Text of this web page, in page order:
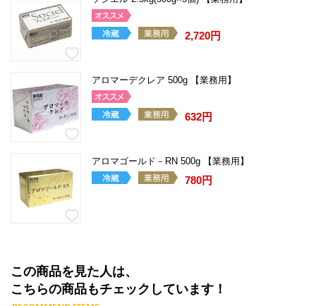
2,720円
アロマーデクレア 500g 【業務用】
632円
アロマゴールド－RN 500g 【業務用】
780円
この商品を見た人は、
こちらの商品もチェックしています！